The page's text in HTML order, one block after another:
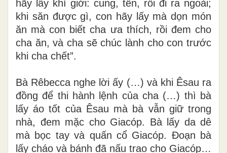
hãy lấy khí giới: cung, tên, rồi đi ra ngoài;
khi săn được gì, con hãy lấy mà dọn món
ăn mà con biết cha ưa thích, rồi đem cho
cha ăn, và cha sẽ chúc lành cho con trước
khi cha chết”.
Bà Rêbecca nghe lời ấy (…) và khi Êsau ra
đồng để thi hành lệnh của cha (…) thì bà
lấy áo tốt của Êsau mà bà vẫn giữ trong
nhà, đem mặc cho Giacóp. Bà lấy da dê
mà bọc tay và quấn cổ Giacóp. Ðoạn bà
lấy cháo và bánh đã nấu trao cho Giacóp…